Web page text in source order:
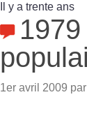
Il y a trente ans
1er avril 2009 par